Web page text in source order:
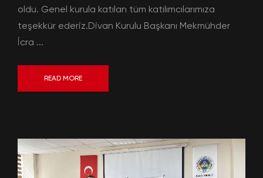
oldu. Genel kurula katılan tüm katılımcılarımıza
teşekkür ederiz.Divan Kurulu Başkanı Mekmühder
İcra ...
READ MORE